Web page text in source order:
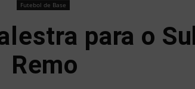
Futebol de Base
para o
Remo